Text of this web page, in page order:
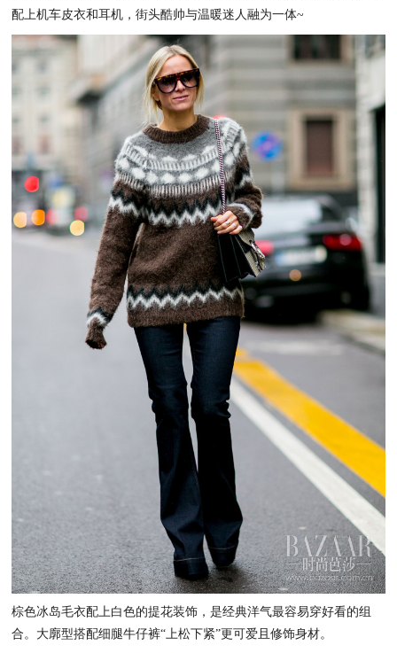
配上机车皮衣和耳机，街头酷帅与温暖迷人融为一体~
棕色冰岛毛衣配上白色的提花装饰，是经典洋气最容易穿好看的组
合。大廓型搭配细腿牛仔裤“上松下紧”更可爱且修饰身材。